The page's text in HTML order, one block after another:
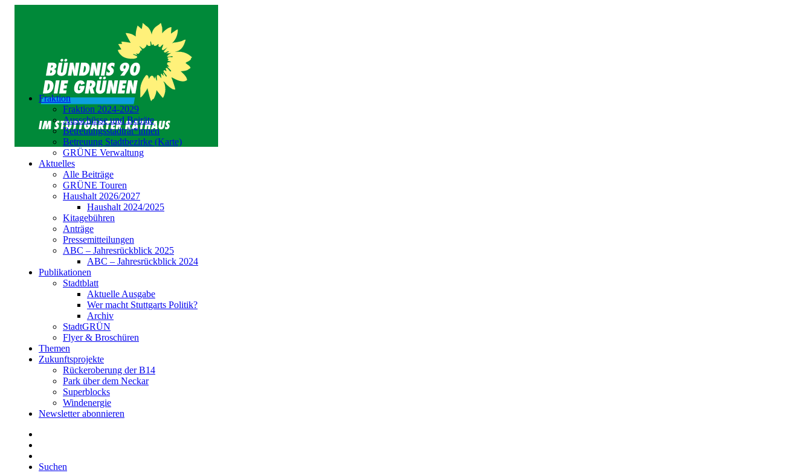
Fraktion
Fraktion 2024-2029
Ausschüsse und Beiräte
Betreuungsstadträt*innen
Betreuung Stadtbezirke (Karte)
GRÜNE Verwaltung
Aktuelles
Alle Beiträge
GRÜNE Touren
Haushalt 2026/2027
Haushalt 2024/2025
Kitagebühren
Anträge
Pressemitteilungen
ABC – Jahresrückblick 2025
ABC – Jahresrückblick 2024
Publikationen
Stadtblatt
Aktuelle Ausgabe
Wer macht Stuttgarts Politik?
Archiv
StadtGRÜN
Flyer & Broschüren
Themen
Zukunftsprojekte
Rückeroberung der B14
Park über dem Neckar
Superblocks
Windenergie
Newsletter abonnieren
Suchen